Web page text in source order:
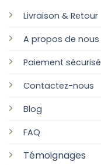
Livraison & Retour
A propos de nous
Paiement sécurisé
Contactez-nous
Blog
FAQ
Témoignages